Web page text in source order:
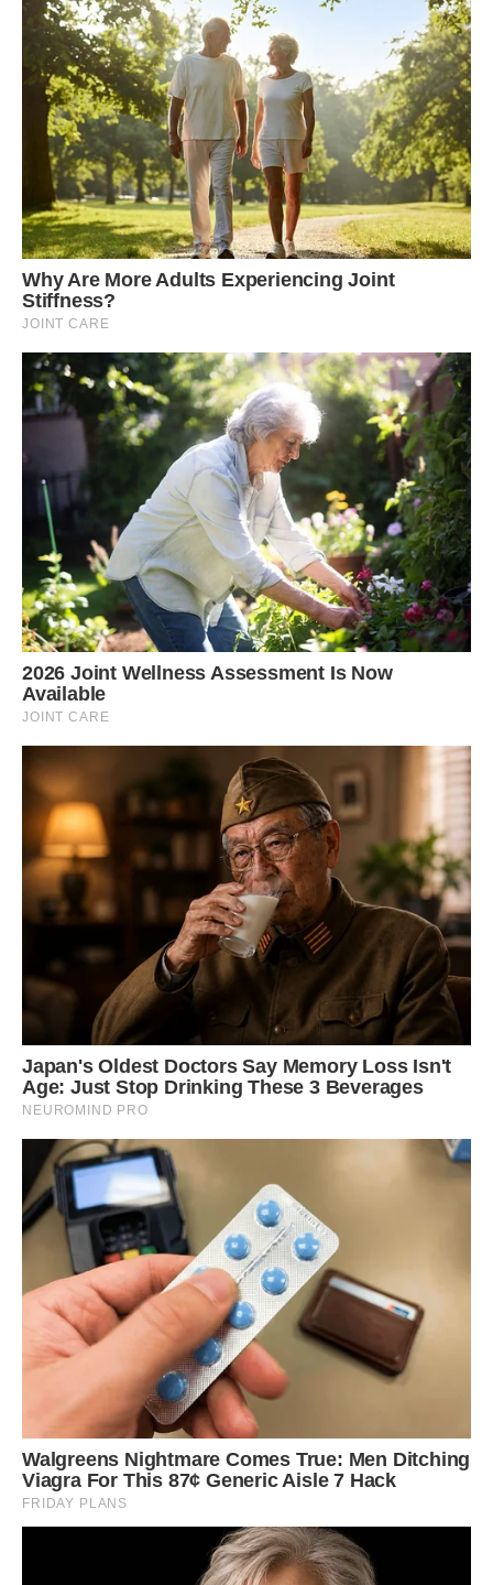
Ранній дзвінок, Емілія збиралася з однокласниками на
пікнік, і побігла відчиняти, думаючи, що друзі вже прийшли
за нею. Але замість них побачила тата з двома об’ємними
сумками.
– Привіт, донечко!
Інтонація мого колишнього чоловіка була така, що, не
знаючи всієї передісторії відносин, можна заплакати.
Виявляється, він прийшов покаятися, так як нічого
хорошого у них з Русланою не відбулося, свекруха теж не
вжилась разом з новою невісткою, як колись зі мною.
Я стримано відповіла, що варіантів нашого спільного
життя просто не існує, від слова “взагалі”. А дочка була
набагато емоційнішою в своїх висловлюваннях,
запропонувавши батькові помиритися зі своєю Русланою
і залишити нас у спокої.
Валера, бачачи таку “теплу” зустріч, розвернувся, і побрів
вниз по сходах. Чисто по-людськи, мені, десь глибоко в
душі, було його шкода. А Емілія, помітивши мій стан,
швидко зачинила двері і сказала:
– Мамо, навіть не думай! Він нас зрадив раз, зрадить і
другий, якщо підеш назад! У мене є ти, бабуся і дідусь.
Решта – чужі люди.
Дочка втекла до однокласників, а я, залишившись одна,
подумала, що життя надто коротке, і витрачати його на
таких “маминих синків” не кращий вихід.
Хіба не так?
Фото ілюстративне – спеціально для ibilingua
Сподобалася стаття? Поділіться з друзями на Facebook!